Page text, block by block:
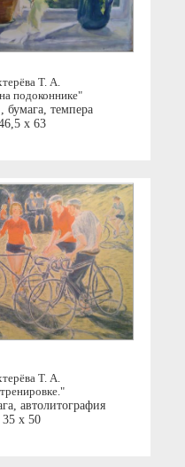
Т. А.
подоконнике"
, бумага, темпера
x 63
Т. А.
автолитография
35 x 50